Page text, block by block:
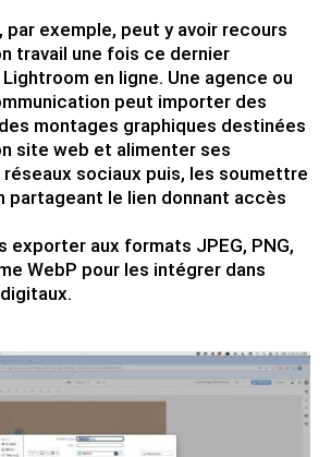
par exemple, peut y avoir recours
travail une fois ce dernier
en ligne. Une agence ou
peut importer des
montages graphiques destinées
site web et alimenter ses
sociaux puis, les soumettre
partageant le lien donnant accès
exporter aux formats JPEG, PNG,
WebP pour les intégrer dans